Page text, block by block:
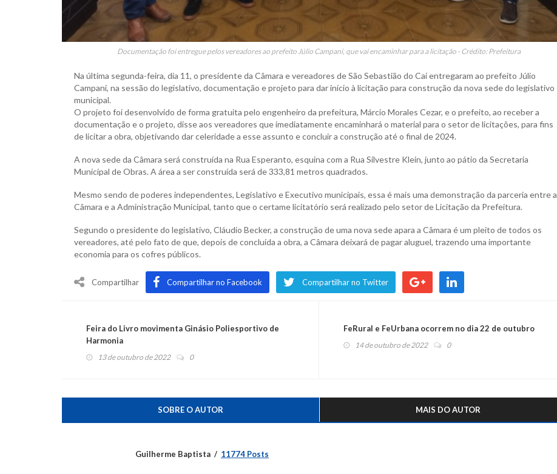
Documentação foi entregue pelos vereadores ao prefeito Júlio Campani, que vai encaminhar para a licitação - Crédito: Prefeitura
Na última segunda-feira, dia 11, o presidente da Câmara e vereadores de São Sebastião do Caí entregaram ao prefeito Júlio
Campani, na sessão do legislativo, documentação e projeto para dar início à licitação para construção da nova sede do legislativo
municipal.
O projeto foi desenvolvido de forma gratuita pelo engenheiro da prefeitura, Márcio Morales Cezar, e o prefeito, ao receber a
documentação e o projeto, disse aos vereadores que imediatamente encaminhará o material para o setor de licitações, para fins
de licitar a obra, objetivando dar celeridade a esse assunto e concluir a construção até o final de 2024.
A nova sede da Câmara será construída na Rua Esperanto, esquina com a Rua Silvestre Klein, junto ao pátio da Secretaria
Municipal de Obras. A área a ser construída será de 333,81 metros quadrados.
Mesmo sendo de poderes independentes, Legislativo e Executivo municipais, essa é mais uma demonstração da parceria entre a
Câmara e a Administração Municipal, tanto que o certame licitatório será realizado pelo setor de Licitação da Prefeitura.
Segundo o presidente do legislativo, Cláudio Becker, a construção de uma nova sede apara a Câmara é um pleito de todos os
vereadores, até pelo fato de que, depois de concluída a obra, a Câmara deixará de pagar aluguel, trazendo uma importante
economia para os cofres públicos.
Compartilhar Compartilhar no Facebook Compartilhar no Twitter
Feira do Livro movimenta Ginásio Poliesportivo de
Harmonia
13 de outubro de 2022 0
FeRural e FeUrbana ocorrem no dia 22 de outubro
14 de outubro de 2022 0
SOBRE O AUTOR MAIS DO AUTOR
Guilherme Baptista 11774 Posts